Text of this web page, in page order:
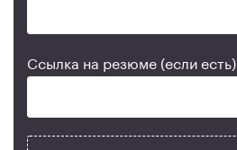
Ссылка на резюме (если есть)